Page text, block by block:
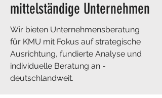
mittelständige Unternehmen
Wir bieten Unternehmensberatung
für KMU mit Fokus auf strategische
Ausrichtung, fundierte Analyse und
individuelle Beratung an -
deutschlandweit.